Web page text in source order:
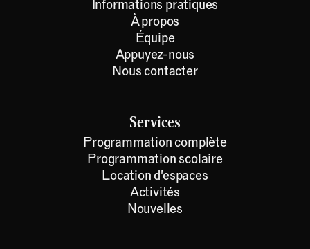
Services
Programmation complète
Programmation scolaire
Location d'espaces
Activités
Nouvelles
Informations pratiques
À propos
Équipe
Appuyez-nous
Nous contacter